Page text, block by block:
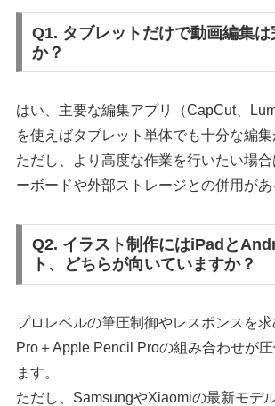
Q1. タブレットだけで動画編集
か？
はい、主要な編集アプリ（CapCut、
を使えばタブレット単体でも十分な編集
ただし、より高度な作業を行いたい場
ーボードや外部ストレージとの併用があ
Q2. イラスト制作にはiPadと
ト、どちらが向いていますか？
プロレベルの筆圧制御やレスポンスを
Pro＋Apple Pencil Proの組み合わせが
ます。
ただし、SamsungやXiaomiの最新モデ